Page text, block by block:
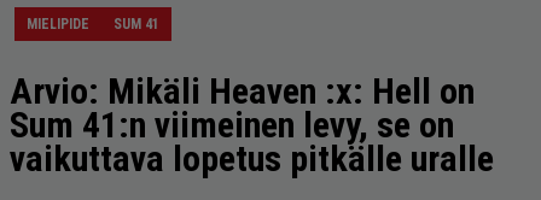
MIELIPIDE SUM 41
Arvio: Mikäli Heaven :x: Hell on
Sum 41:n viimeinen levy, se on
vaikuttava lopetus pitkälle uralle